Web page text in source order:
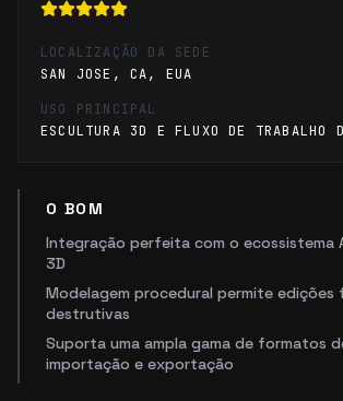
LOCALIZAÇÃO DA SEDE
SAN JOSE, CA, EUA
USO PRINCIPAL
ESCULTURA 3D E FLUXO DE TRABALHO
O BOM
Integração perfeita com o ecossistema
3D
Modelagem procedural permite edições
destrutivas
Suporta uma ampla gama de formatos
importação e exportação